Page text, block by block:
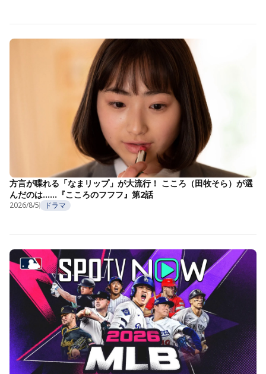
方言が喋れる「なまリップ」が大流行！ こころ（田牧そら）が選
んだのは……『こころのフフフ』第2話
2026/8/5 ドラマ